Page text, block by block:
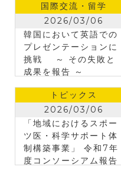
国際交流・留学
2026/03/06
韓国において英語での
プレゼンテーションに
挑戦 ～ その失敗と
成果を報告 ～
トピックス
2026/03/06
「地域におけるスポー
ツ医・科学サポート体
制構築事業」 令和7年
度コンソーシアム報告